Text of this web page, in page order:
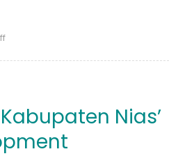
on
Rasa
Indonesia
Nias’